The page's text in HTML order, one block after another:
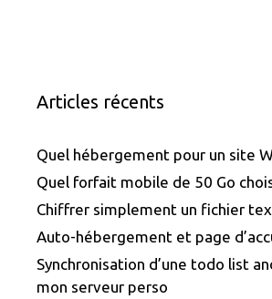
Articles récents
Quel hébergement pour un site
Quel forfait mobile de 50 Go
Chiffrer simplement un fichier
Auto-hébergement et page
Synchronisation d’une todo list
mon serveur perso